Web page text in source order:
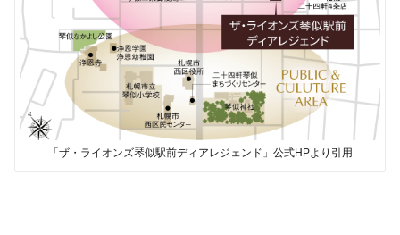
「ザ・ライオンズ琴似駅前ディアレジェンド」公式HPより引用